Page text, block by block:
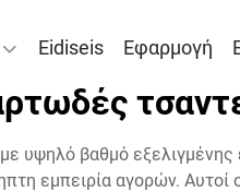
Eidiseis Εφαρμογή
υψηλό βαθμό εξελιγμένης
εμπειρία αγορών.